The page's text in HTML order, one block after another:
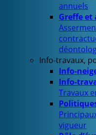
annuels
Greffe
Info-travaux,
Info-
Info-
Travaux
vigueur